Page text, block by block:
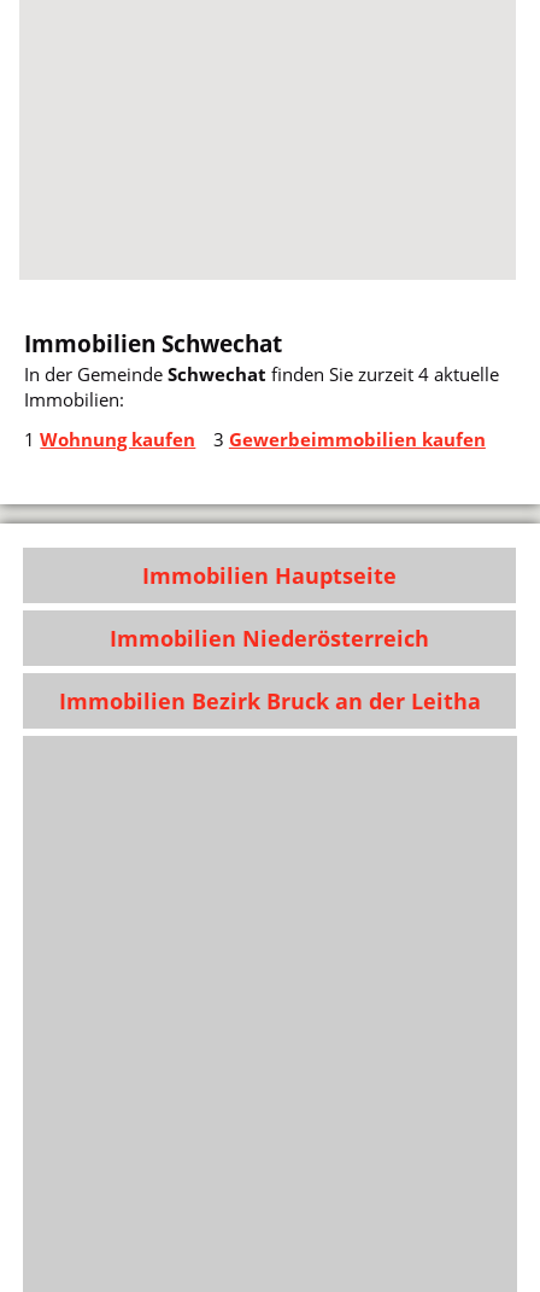
Immobilien Schwechat
In der GemeindeSchwechat finden Sie zurzeit 4 aktuelle
Immobilien:
1Wohnung kaufen 3 Gewerbeimmobilien kaufen
Immobilien Hauptseite
Immobilien Niederösterreich
Immobilien Bezirk Bruck an der Leitha